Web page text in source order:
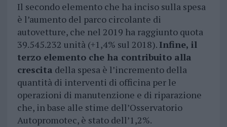
Il secondo elemento che ha inciso sulla spesa
è l’aumento del parco circolante di
autovetture, che nel 2019 ha raggiunto quota
39.545.232 unità (+1,4% sul 2018). Infine, il
terzo elemento che ha contribuito alla
crescita della spesa è l’incremento della
quantità di interventi di officina per le
operazioni di manutenzione e di riparazione
che, in base alle stime dell’Osservatorio
Autopromotec, è stato dell’1,2%.